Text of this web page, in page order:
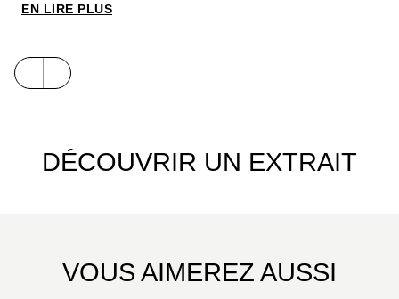
EN LIRE PLUS
DÉCOUVRIR UN EXTRAIT
VOUS AIMEREZ AUSSI